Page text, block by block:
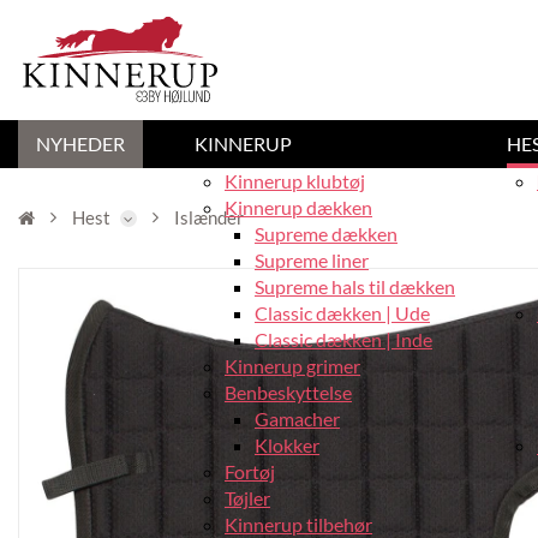
NYHEDER
KINNERUP
Kinnerup klubtøj
Kinnerup dækken
Supreme dækken
Supreme liner
Supreme hals til dækken
Classic dækken | Ude
Classic dækken | Inde
Kinnerup grimer
Benbeskyttelse
Gamacher
Klokker
Fortøj
Tøjler
Kinnerup tilbehør
Hest Islænder